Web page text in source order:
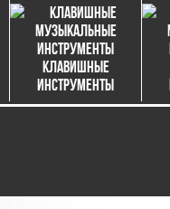
Клавишные
инструменты